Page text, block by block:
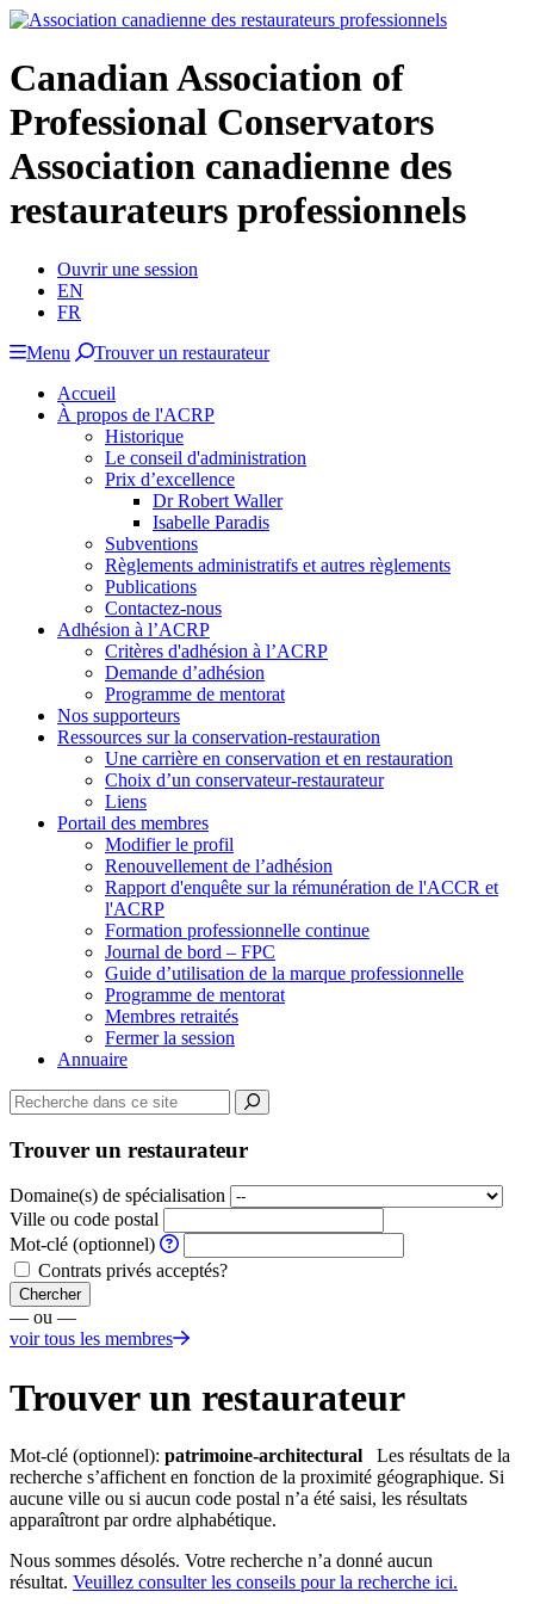
Canadian Association of
Professional Conservators
Association canadienne des
restaurateurs professionnels
Ouvrir une session
EN
FR
Menu
Trouver un restaurateur
Accueil
À propos de l'ACRP
Historique
Le conseil d'administration
Prix d’excellence
Dr Robert Waller
Isabelle Paradis
Subventions
Règlements administratifs et autres règlements
Publications
Contactez-nous
Adhésion à l’ACRP
Critères d'adhésion à l’ACRP
Demande d’adhésion
Programme de mentorat
Nos supporteurs
Ressources sur la conservation-restauration
Une carrière en conservation et en restauration
Choix d’un conservateur-restaurateur
Liens
Portail des membres
Modifier le profil
Renouvellement de l’adhésion
Rapport d'enquête sur la rémunération de l'ACCR et
l'ACRP
Formation professionnelle continue
Journal de bord – FPC
Guide d’utilisation de la marque professionnelle
Programme de mentorat
Membres retraités
Fermer la session
Annuaire
Trouver un restaurateur
Domaine(s) de spécialisation
Ville ou code postal
Mot-clé (optionnel)
Contrats privés acceptés?
Chercher
— ou —
voir tous les membres
Trouver un restaurateur
Mot-clé (optionnel): patrimoine-architectural Les résultats de la
recherche s’affichent en fonction de la proximité géographique. Si
aucune ville ou si aucun code postal n’a été saisi, les résultats
apparaîtront par ordre alphabétique.
Nous sommes désolés. Votre recherche n’a donné aucun
résultat. Veuillez consulter les conseils pour la recherche ici.